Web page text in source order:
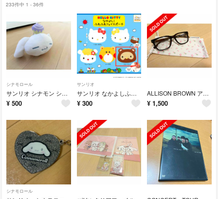
233件中 1 - 36件
シナモロール
サンリオ シナモン シナモロール ぬいぐるみ
¥ 500
サンリオ
サンリオ なかよしふわふわフェイスポーチ ハローキティの仲間
¥ 300
ALLISON BROWN アリソンブラウン べっこう柄調光サングラス 花柄ケース付き
¥ 1,500
シナモロール